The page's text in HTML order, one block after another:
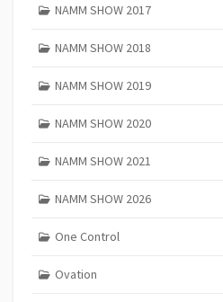
NAMM SHOW 2017
NAMM SHOW 2018
NAMM SHOW 2019
NAMM SHOW 2020
NAMM SHOW 2021
NAMM SHOW 2026
One Control
Ovation